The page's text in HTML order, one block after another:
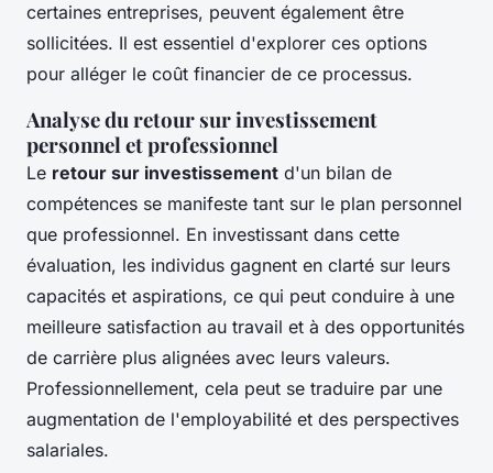
certaines entreprises, peuvent également être
sollicitées. Il est essentiel d'explorer ces options
pour alléger le coût financier de ce processus.
Analyse du retour sur investissement
personnel et professionnel
Le retour sur investissement d'un bilan de
compétences se manifeste tant sur le plan personnel
que professionnel. En investissant dans cette
évaluation, les individus gagnent en clarté sur leurs
capacités et aspirations, ce qui peut conduire à une
meilleure satisfaction au travail et à des opportunités
de carrière plus alignées avec leurs valeurs.
Professionnellement, cela peut se traduire par une
augmentation de l'employabilité et des perspectives
salariales.